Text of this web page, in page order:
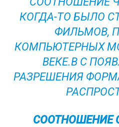
КОГДА-ТО БЫЛО
ФИЛЬМОВ,
КОМПЬЮТЕРНЫХ
ВЕКЕ.В С
РАЗРЕШЕНИЯ
СООТНОШЕНИЕ